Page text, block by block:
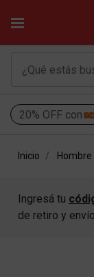
20% OFF con
Inicio Hombre
Ingresá tu
de retiro y